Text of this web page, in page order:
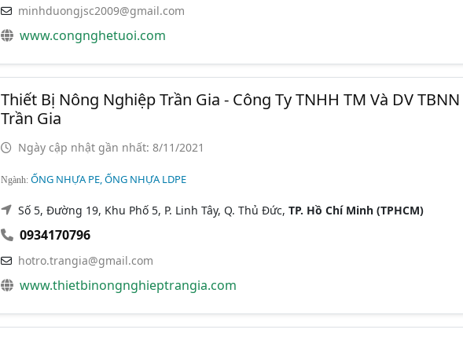
minhduongjsc2009@gmail.com
www.congnghetuoi.com
Thiết Bị Nông Nghiệp Trần Gia - Công Ty TNHH TM Và DV TBNN
Trần Gia
Ngày cập nhật gần nhất: 8/11/2021
Ngành: ỐNG NHỰA PE, ỐNG NHỰA LDPE
Số 5, Đường 19, Khu Phố 5, P. Linh Tây, Q. Thủ Đức, TP. Hồ Chí Minh (TPHCM)
0934170796
hotro.trangia@gmail.com
www.thietbinongnghieptrangia.com